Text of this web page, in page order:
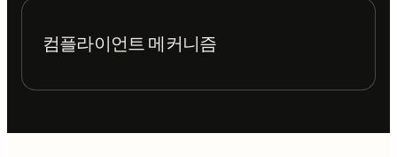
컴플라이언트 메커니즘